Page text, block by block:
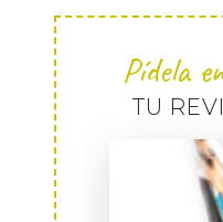
Pídela
TU